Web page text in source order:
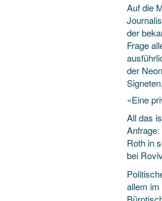
Auf die
der
Frage
der
«Eine
All das
Roth in
bei
allem